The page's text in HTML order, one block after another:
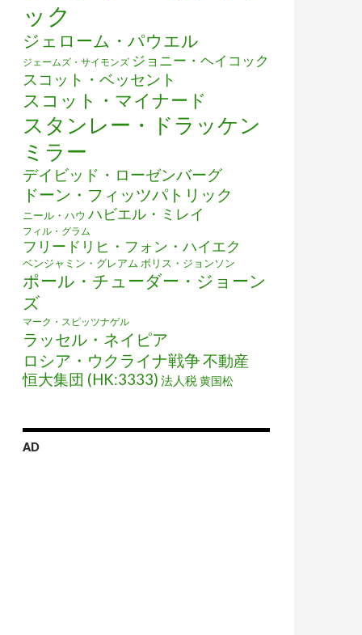
由を説明する
ック
ジェローム・パウエル
ジェームズ・サイモンズ ジョニー・ヘイコック
スコット・ベッセント
スコット・マイナード
スタンレー・ドラッケン
ミラー
デイビッド・ローゼンバーグ
ドーン・フィッツパトリック
ニール・ハウ ハビエル・ミレイ
フィル・グラム
フリードリヒ・フォン・ハイエク
ベンジャミン・グレアム ボリス・ジョンソン
ポール・チューダー・ジョーン
ズ
マーク・スピッツナゲル
ラッセル・ネイピア
ロシア・ウクライナ戦争不動産
恒大集団 (HK:3333) 法人税黄国松
AD